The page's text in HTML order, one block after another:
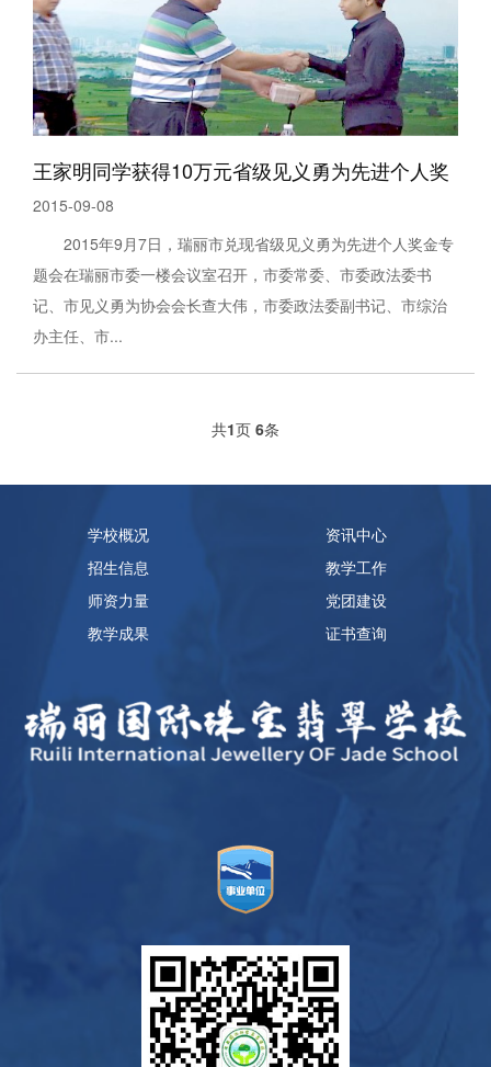
王家明同学获得10万元省级见义勇为先进个人奖
2015-09-08
2015年9月7日，瑞丽市兑现省级见义勇为先进个人奖金专
题会在瑞丽市委一楼会议室召开，市委常委、市委政法委书
记、市见义勇为协会会长查大伟，市委政法委副书记、市综治
办主任、市...
共1页 6条
学校概况
资讯中心
招生信息
教学工作
师资力量
党团建设
教学成果
证书查询